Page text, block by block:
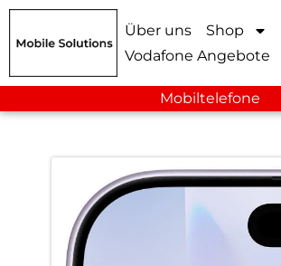
Über uns Shop
Vodafone Angebote
Mobiltelefone